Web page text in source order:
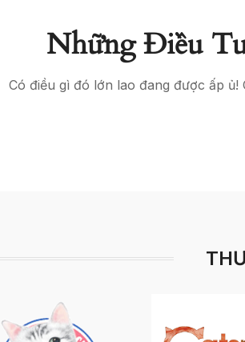
Những Điều
Có điều gì đó lớn lao đang được ấp